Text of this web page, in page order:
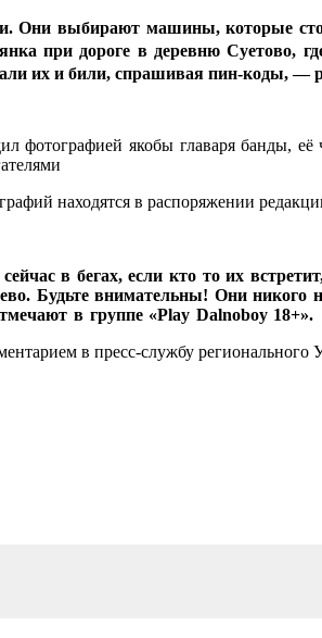
выбирают машины, которые
при дороге в деревню Суетово,
их и били, спрашивая пин-коды, —
фотографией якобы главаря банды,
находятся в распоряжении
в бегах, если кто то их
Будьте внимательны! Они никого
в группе «Play Dalnoboy 18+».
в пресс-службу